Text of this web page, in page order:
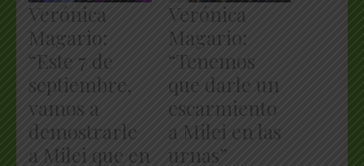
Verónica
Magario:
“Este 7 de
septiembre,
vamos a
demostrarle
a Milei que en
Verónica
Magario:
“Tenemos
que darle un
escarmiento
a Milei en las
urnas”